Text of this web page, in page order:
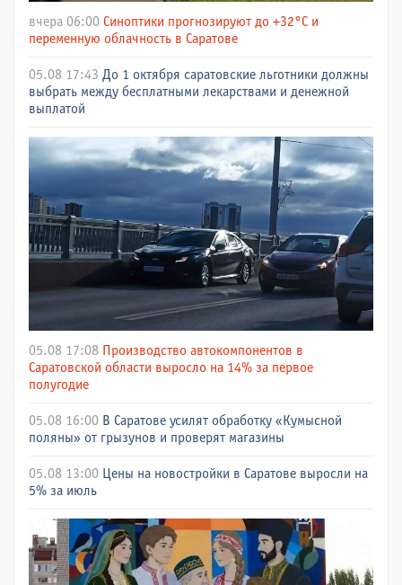
вчера 06:00 Синоптики прогнозируют до +32°C и
переменную облачность в Саратове
05.08 17:43 До 1 октября саратовские льготники должны
выбрать между бесплатными лекарствами и денежной
выплатой
05.08 17:08 Производство автокомпонентов в
Саратовской области выросло на 14% за первое
полугодие
05.08 16:00 В Саратове усилят обработку «Кумысной
поляны» от грызунов и проверят магазины
05.08 13:00 Цены на новостройки в Саратове выросли на
5% за июль